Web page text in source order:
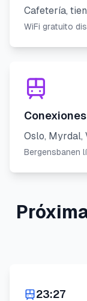
Cafetería,
WiFi gratuito
Conexiones
Oslo, Myrdal,
Bergensbanen
23:27